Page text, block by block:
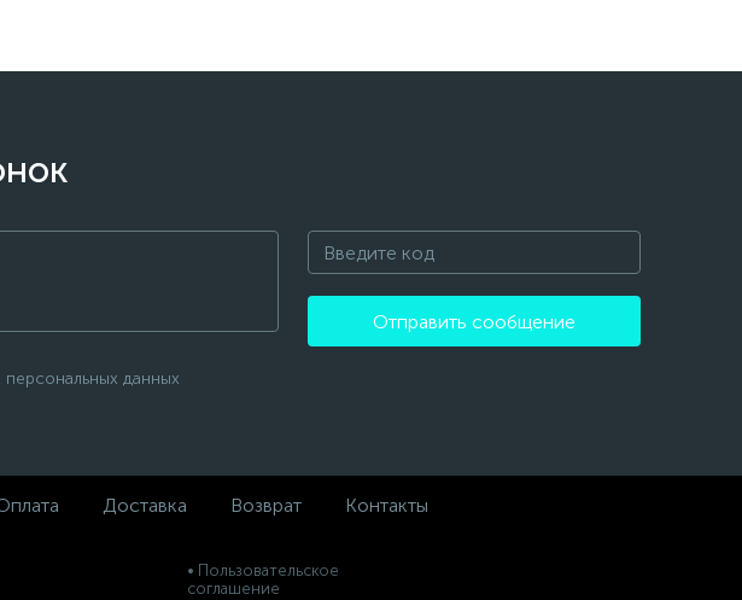
Отправить сообщение
данных
Доставка Возврат Контакты
• Пользовательское
соглашение